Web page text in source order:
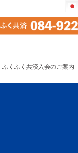
ふくふく共済入会のご案内